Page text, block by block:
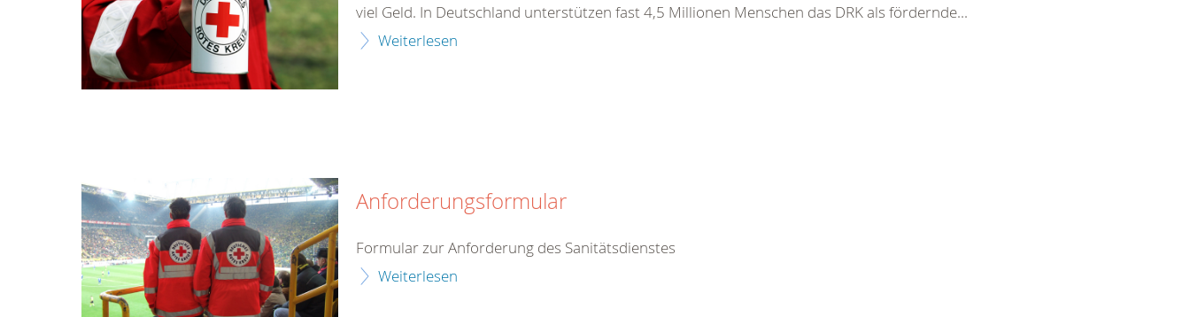
viel Geld. In Deutschland unterstützen fast 4,5 Millionen Menschen das DRK als fördernde...
Weiterlesen
Anforderungsformular
Formular zur Anforderung des Sanitätsdienstes
Weiterlesen